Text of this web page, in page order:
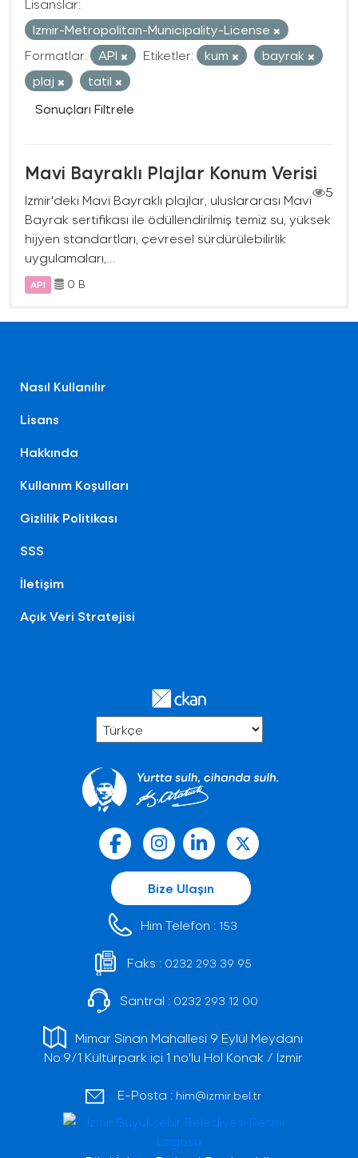
Lisanslar:
Izmir-Metropolitan-Municipality-License
Formatlar:
API Etiketler: kum
bayrak
plaj
tatil
Sonuçları Filtrele
Mavi Bayraklı Plajlar Konum Verisi
5
İzmir'deki Mavi Bayraklı plajlar, uluslararası Mavi
Bayrak sertifikası ile ödüllendirilmiş temiz su, yüksek
hijyen standartları, çevresel sürdürülebilirlik
uygulamaları,...
API 0 B
Nasıl Kullanılır
Lisans
Hakkında
Kullanım Koşulları
Gizlilik Politikası
SSS
İletişim
Açık Veri Stratejisi
Bize Ulaşın
Him Telefon : 153
Faks : 0232 293 39 95
Santral : 0232 293 12 00
Mimar Sinan Mahallesi 9 Eylül Meydanı
No:9/1 Kültürpark içi 1 no'lu Hol Konak / İzmir
E-Posta : him@izmir.bel.tr